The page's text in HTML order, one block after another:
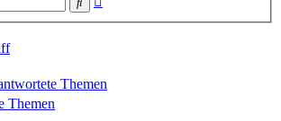
Themen
Themen